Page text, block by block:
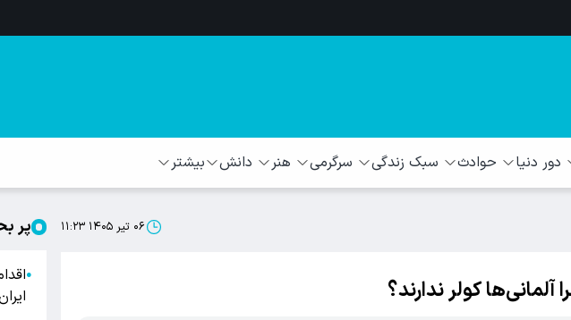
دور دنیا حوادث سبک زندگی سرگرمی هنر دانش بیشتر
۰۶ تیر ۱۴۰۵ ۱۱:۲۳
آلمانی‌ها کولر ندارند؟
پر
●